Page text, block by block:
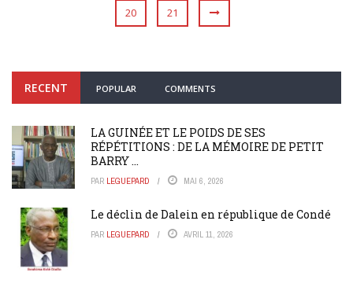
20 21
RECENT POPULAR COMMENTS
LA GUINÉE ET LE POIDS DE SES
RÉPÉTITIONS : DE LA MÉMOIRE DE PETIT
BARRY ...
PAR LEGUEPARD MAI 6, 2026
Le déclin de Dalein en république de Condé
PAR LEGUEPARD AVRIL 11, 2026